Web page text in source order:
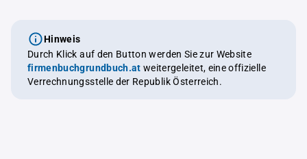
Hinweis
Durch Klick auf den Button werden Sie zur Website
firmenbuchgrundbuch.at weitergeleitet, eine offizielle
Verrechnungsstelle der Republik Österreich.